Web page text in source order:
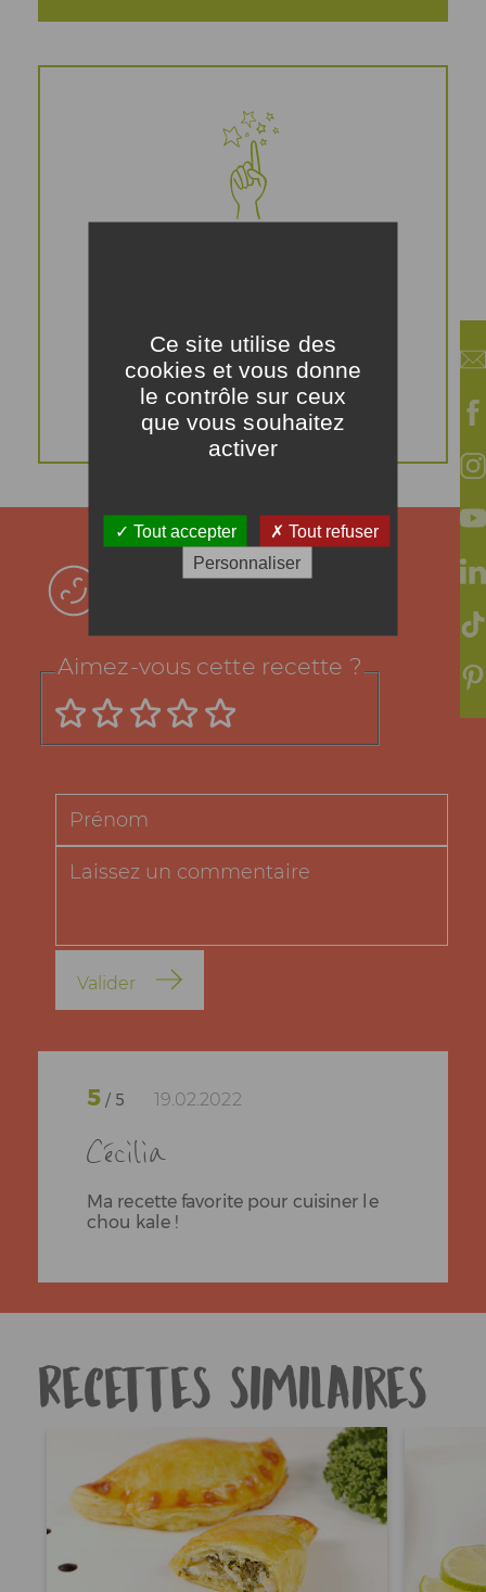
Vous pouvez
remplacer le lard par
du poulet ou du tofu.
Votre avis !
Aimez-vous cette recette ?
Valider
5 / 5 19.02.2022
Cécilia
Ma recette favorite pour cuisiner le
chou kale !
Recettes similaires
Ce site utilise des
cookies et vous donne
le contrôle sur ceux
que vous souhaitez
activer
Tout accepter
Tout refuser
Personnaliser